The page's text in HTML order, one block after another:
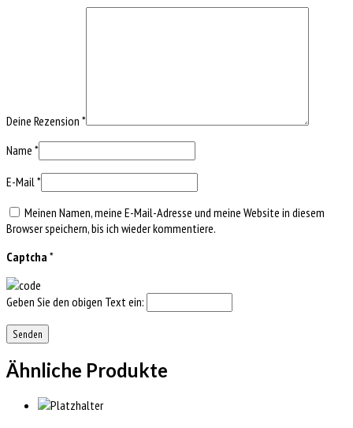
Deine Rezension *
Name *
E-Mail *
Meinen Namen, meine E-Mail-Adresse und meine Website in diesem
Browser speichern, bis ich wieder kommentiere.
Captcha *
Geben Sie den obigen Text ein:
Ähnliche Produkte